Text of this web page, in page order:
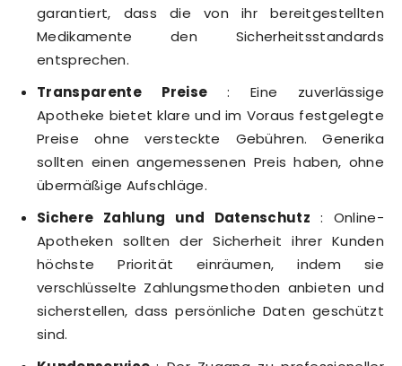
garantiert, dass die von ihr bereitgestellten
Medikamente den Sicherheitsstandards
entsprechen.
Transparente Preise: Eine zuverlässige
Apotheke bietet klare und im Voraus festgelegte
Preise ohne versteckte Gebühren. Generika
sollten einen angemessenen Preis haben, ohne
übermäßige Aufschläge.
Sichere Zahlung und Datenschutz : Online-
Apotheken sollten der Sicherheit ihrer Kunden
höchste Priorität einräumen, indem sie
verschlüsselte Zahlungsmethoden anbieten und
sicherstellen, dass persönliche Daten geschützt
sind.